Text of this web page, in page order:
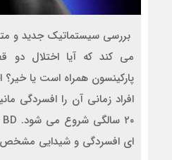
بررسی سیستماتیک جدید و
می کند که آیا اختلال دو
افراد زمانی آن را افسردگی
ای افسردگی و شیدایی